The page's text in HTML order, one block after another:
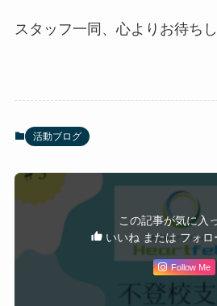
スタッフ一同、心よりお待ち
活動ブログ
この記事が気に入
いいね または フォロ
Follow Me